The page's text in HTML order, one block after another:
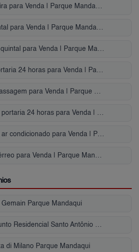
Parque Mandaqui
di Milano Parque Mandaqui